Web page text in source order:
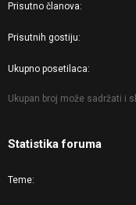
Prisutno članova
Prisutnih gostiju
Ukupno posetilaca
Ukupan broj može sadržati i
Statistika foruma
Teme